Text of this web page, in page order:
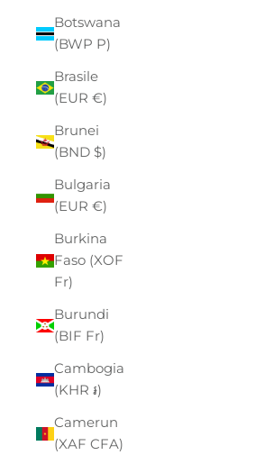
Botswana
(BWP P)
Brasile
(EUR €)
Brunei
(BND $)
Bulgaria
(EUR €)
Burkina
Faso (XOF
Fr)
Burundi
(BIF Fr)
Cambogia
(KHR ៛)
Camerun
(XAF CFA)